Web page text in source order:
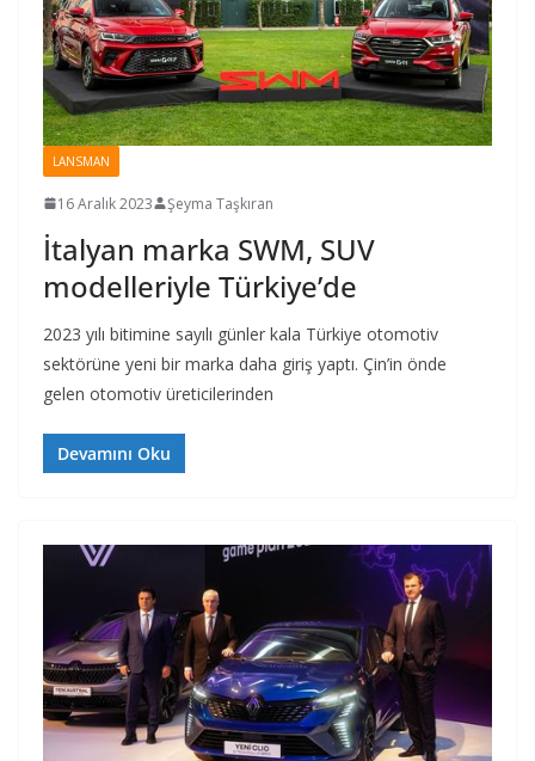
LANSMAN
16 Aralık 2023 Şeyma Taşkıran
İtalyan marka SWM, SUV
modelleriyle Türkiye’de
2023 yılı bitimine sayılı günler kala Türkiye otomotiv
sektörüne yeni bir marka daha giriş yaptı. Çin’in önde
gelen otomotiv üreticilerinden
Devamını Oku